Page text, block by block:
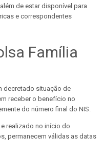
de estar disponível para
e correspondentes
Família
decretado situação de
receber o benefício no
do número final do NIS.
realizado no início do
permanecem válidas as datas